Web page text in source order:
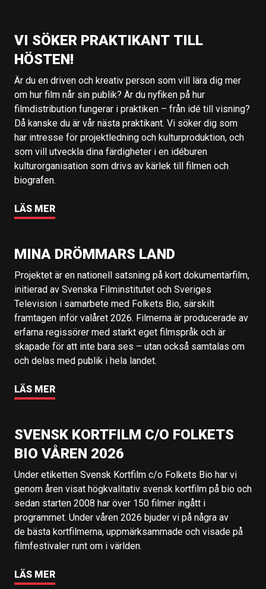
VI SÖKER PRAKTIKANT TILL
HÖSTEN!
Är du en driven och kreativ person som vill lära dig mer
om hur film når sin publik? Är du nyfiken på hur
filmdistribution fungerar i praktiken – från idé till visning?
Då kanske du är vår nästa praktikant. Vi söker dig som
har intresse för projektledning och kulturproduktion, och
som vill utveckla dina färdigheter i en idéburen
kulturorganisation som drivs av kärlek till filmen och
biografen.
LÄS MER
MINA DRÖMMARS LAND
Projektet är en nationell satsning på kort dokumentärfilm,
initierad av Svenska Filminstitutet och Sveriges
Television i samarbete med Folkets Bio, särskilt
framtagen inför valåret 2026. Filmerna är producerade av
erfarna regissörer med starkt eget filmspråk och är
skapade för att inte bara ses – utan också samtalas om
och delas med publik i hela landet.
LÄS MER
SVENSK KORTFILM C/O FOLKETS
BIO VÅREN 2026
Under etiketten Svensk Kortfilm c/o Folkets Bio har vi
genom åren visat högkvalitativ svensk kortfilm på bio och
sedan starten 2008 har över 150 filmer ingått i
programmet. Under våren 2026 bjuder vi på några av
de bästa kortfilmerna, uppmärksammade och visade på
filmfestivaler runt om i världen.
LÄS MER